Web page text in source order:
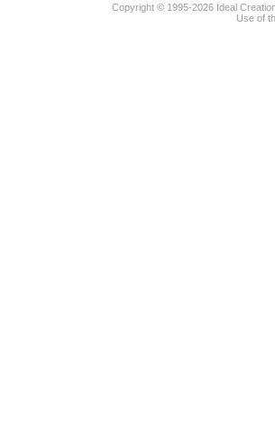
Copyright © 1995-2026 Ideal
Use of